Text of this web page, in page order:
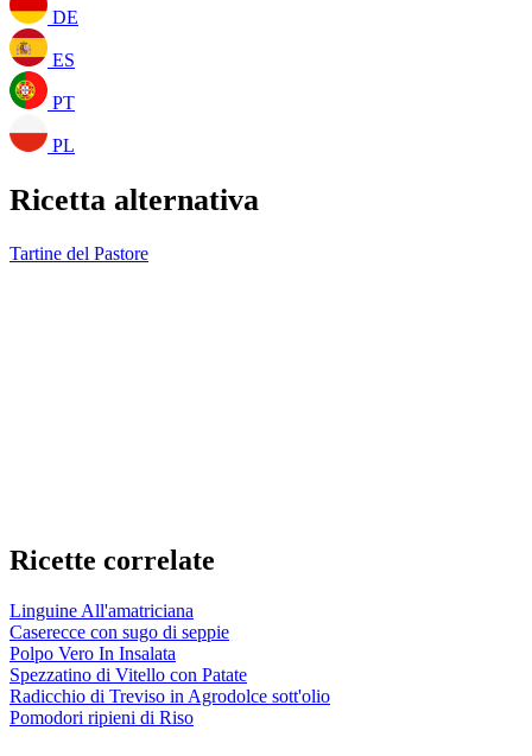
DE
ES
PT
PL
Ricetta alternativa
Tartine del Pastore
Ricette correlate
Linguine All'amatriciana
Caserecce con sugo di seppie
Polpo Vero In Insalata
Spezzatino di Vitello con Patate
Radicchio di Treviso in Agrodolce sott'olio
Pomodori ripieni di Riso